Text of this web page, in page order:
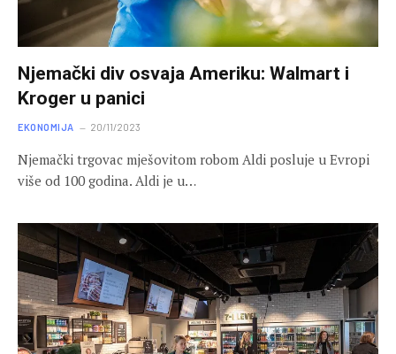
Njemački div osvaja Ameriku: Walmart i
Kroger u panici
EKONOMIJA 20/11/2023
Njemački trgovac mješovitom robom Aldi posluje u Evropi
više od 100 godina. Aldi je u…